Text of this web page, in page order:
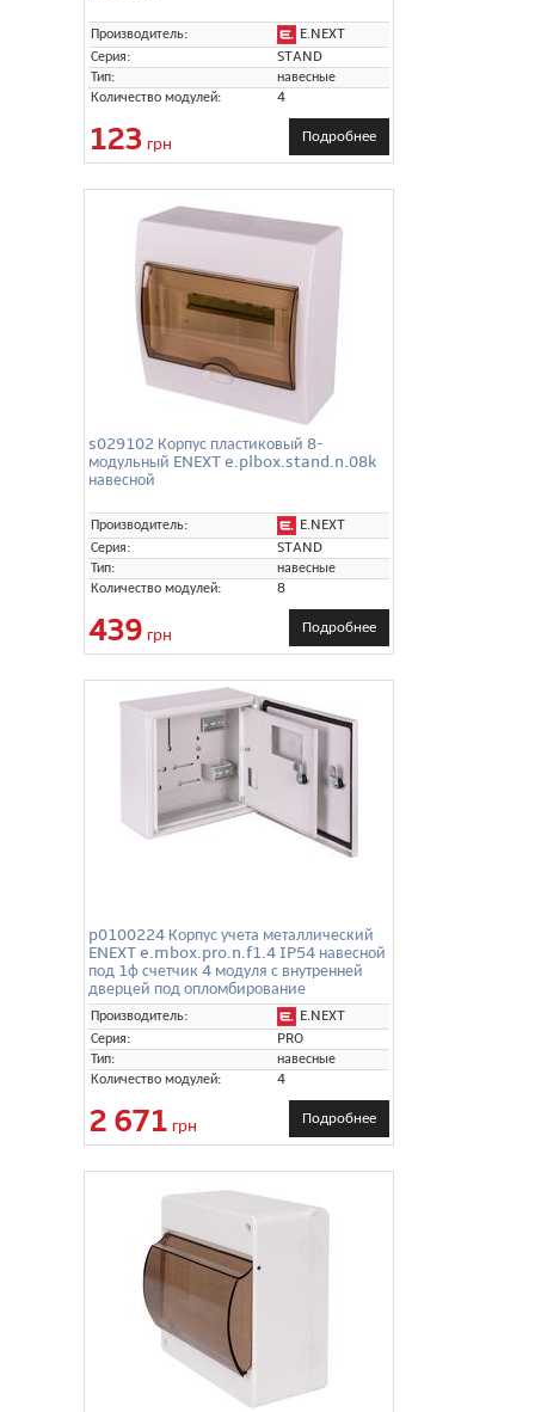
Производитель:
E.NEXT
Серия:
STAND
Тип:
навесные
Количество модулей:
4
123 грн Подробнее
s029102 Корпус пластиковый 8-
модульный ENEXT e.plbox.stand.n.08k
навесной
Производитель:
E.NEXT
Серия:
STAND
Тип:
навесные
Количество модулей:
8
439 грн Подробнее
p0100224 Корпус учета металлический
ENEXT e.mbox.pro.n.f1.4 IP54 навесной
под 1ф счетчик 4 модуля с внутренней
дверцей под опломбирование
Производитель:
E.NEXT
Серия:
PRO
Тип:
навесные
Количество модулей:
4
2 671 грн Подробнее